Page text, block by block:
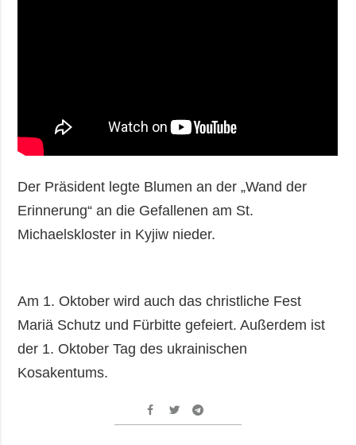
Der Präsident legte Blumen an der „Wand der
Erinnerung“ an die Gefallenen am St.
Michaelskloster in Kyjiw nieder.
Am 1. Oktober wird auch das christliche Fest
Mariä Schutz und Fürbitte gefeiert. Außerdem ist
der 1. Oktober Tag des ukrainischen
Kosakentums.